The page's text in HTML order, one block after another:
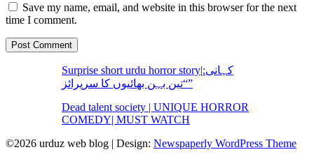
Save my name, email, and website in this browser for the next
time I comment.
Surprise short urdu horror story|کہانی:
“تین بہن بھائیوں کا سرپرائز”
Dead talent society | UNIQUE HORROR
COMEDY| MUST WATCH
©2026 urduz web blog | Design: Newspaperly WordPress Theme